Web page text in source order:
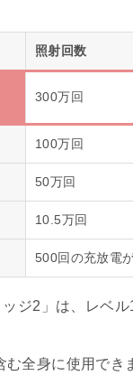
照射回数
300万回
100万回
50万回
10.5万回
500回の充放電
ジ2」は、レベ
全身に使用でき